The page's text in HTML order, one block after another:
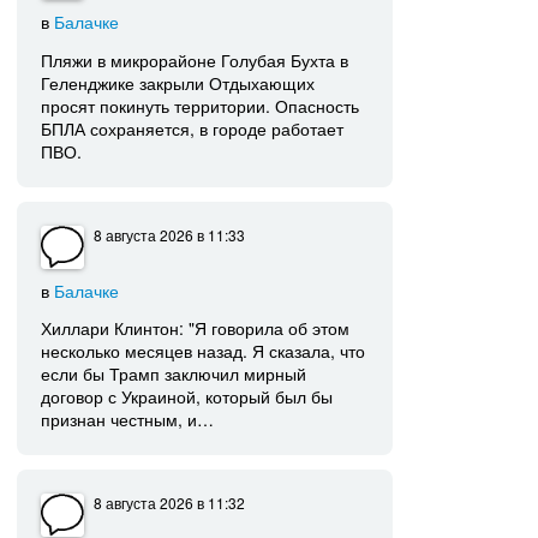
в Балачке
Пляжи в микрорайоне Голубая Бухта в
Геленджике закрыли Отдыхающих
просят покинуть территории. Опасность
БПЛА сохраняется, в городе работает
ПВО.
8 августа 2026в 11:33
в Балачке
Хиллари Клинтон: "Я говорила об этом
несколько месяцев назад. Я сказала, что
если бы Трамп заключил мирный
договор с Украиной, который был бы
признан честным, и…
8 августа 2026в 11:32